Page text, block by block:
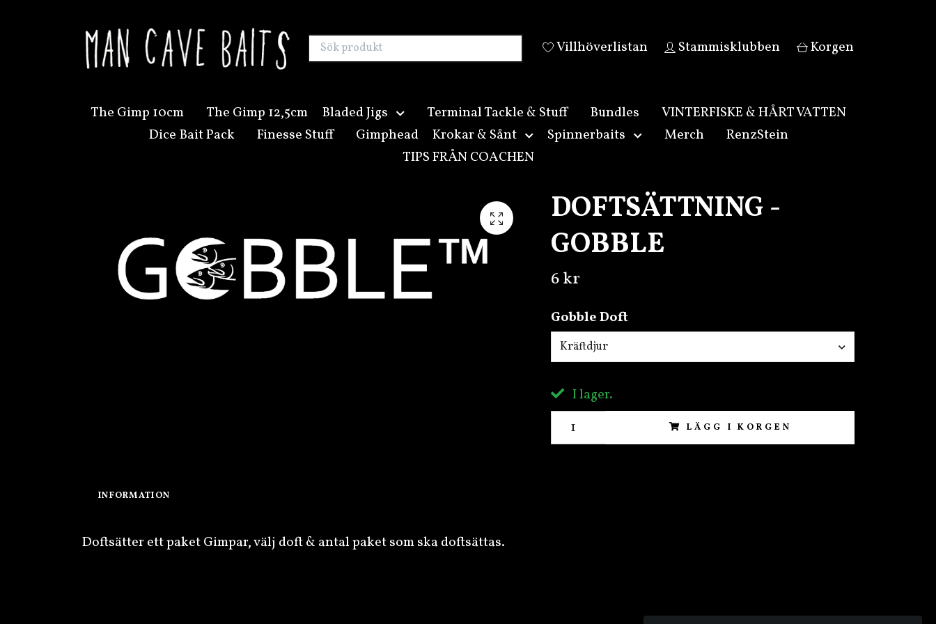
Villhöverlistan Stammisklubben Korgen
The Gimp 10cm The Gimp 12,5cm Bladed Jigs Terminal Tackle & Stuff Bundles
VINTERFISKE & HÅRT VATTEN
Dice Bait Pack
Finesse Stuff Gimphead Krokar & Sånt Spinnerbaits Merch
RenzStein
TIPS FRÅN COACHEN
DOFTSÄTTNING -
GOBBLE
6 kr
Gobble Doft
Kräftdjur
I lager.
LÄGG I KORGEN
INFORMATION
Doftsätter ett paket Gimpar, välj doft & antal paket som ska doftsättas.